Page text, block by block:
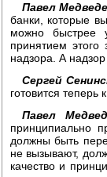
Павел
банки, которые
можно быстрее
принятием
надзора. А
Сергей
готовится
Павел
принципиально
должны быть
не вызывают,
качество и